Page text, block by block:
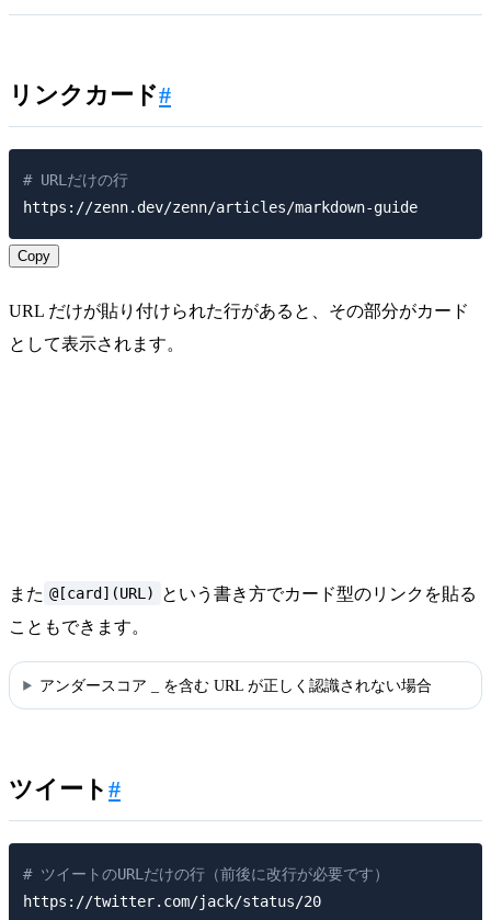
リンクカード#
# URLだけの行
https://zenn.dev/zenn/articles/markdown-guide
Copy
URL だけが貼り付けられた行があると、その部分がカード
として表示されます。
また @[card](URL)
という書き方でカード型のリンクを貼る
こともできます。
アンダースコア _ を含む URL が正しく認識されない場合
ツイート #
# ツイートのURLだけの行（前後に改行が必要です）
https://twitter.com/jack/status/20